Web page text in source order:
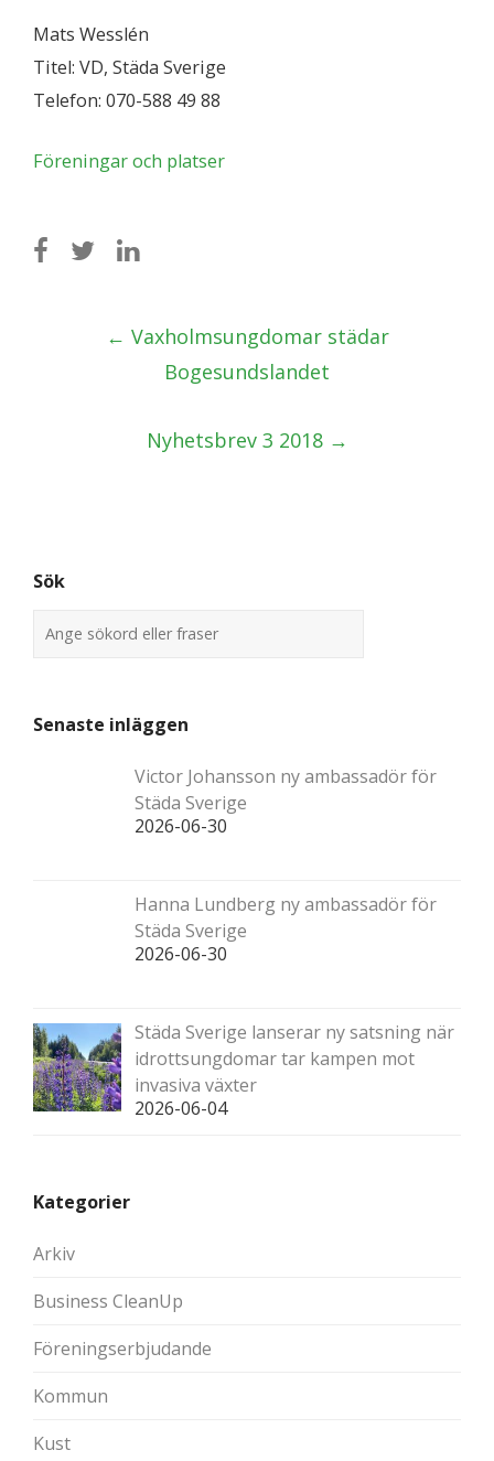
Mats Wesslén
Titel: VD, Städa Sverige
Telefon: 070-588 49 88
Föreningar och platser
Post
navigation
← Vaxholmsungdomar städar
Bogesundslandet
Nyhetsbrev 3 2018 →
Sök
Senaste inläggen
Victor Johansson ny ambassadör för
Städa Sverige
2026-06-30
Hanna Lundberg ny ambassadör för
Städa Sverige
2026-06-30
Städa Sverige lanserar ny satsning när
idrottsungdomar tar kampen mot
invasiva växter
2026-06-04
Kategorier
Arkiv
Business CleanUp
Föreningserbjudande
Kommun
Kust